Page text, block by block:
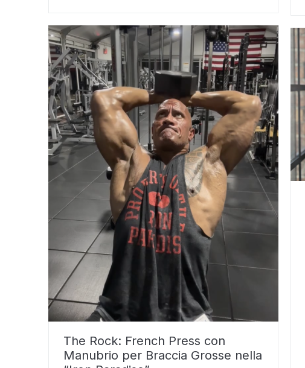
The Rock: French Press con
Manubrio per Braccia Grosse nella